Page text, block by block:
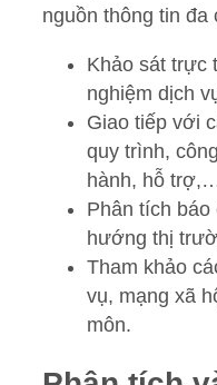
nguồn thông tin đa
Khảo sát trực
nghiệm dịch
Giao tiếp với
quy trình,
hành, hỗ
Phân tích
hướng thị
Tham khảo
vụ, mạng xã
môn.